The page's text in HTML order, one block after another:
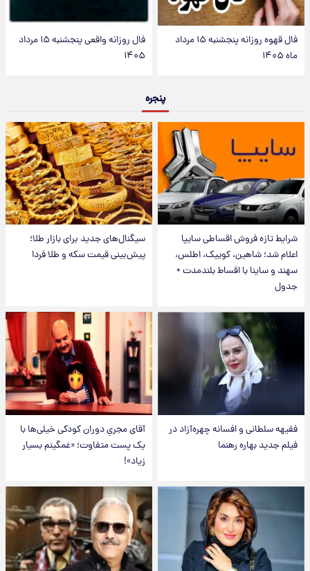
فال قهوه روزانه پنجشنبه ۱۵ مرداد
ماه ۱۴۰۵
فال روزانه واقعی پنجشنبه ۱۵ مرداد
۱۴۰۵
پنجره
شرایط تازه فروش اقساطی سایپا
اعلام شد؛ شاهین، کوییک، اطلس،
سهند و ساینا با اقساط بلندمدت +
جدول
سیگنال‌های جدید برای بازار طلا؛
پیش‌بینی قیمت سکه و طلا فردا
فقیهه سلطانی و افسانه چهره‌آزاد در
فیلم جدید بهاره رهنما
آقای مجریِ دوران کودکی خیلی‌ها با
یک پست متفاوت؛ «غمگینم بسیار
زیاد»!